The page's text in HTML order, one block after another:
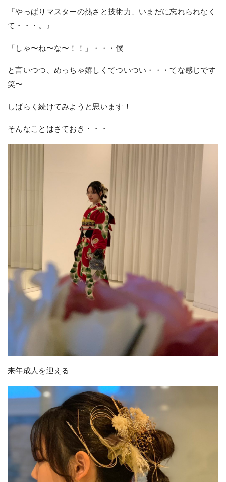
『やっぱりマスターの熱さと技術力、いまだに忘れられなく
て・・・。』
「しゃ〜ね〜な〜！！」・・・僕
と言いつつ、めっちゃ嬉しくてついつい・・・てな感じです
笑〜
しばらく続けてみようと思います！
そんなことはさておき・・・
来年成人を迎える